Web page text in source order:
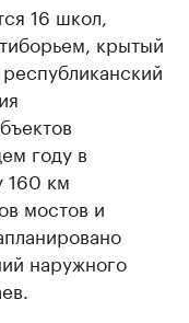
16 школ,
крытый
году в
160 км
мостов и
наружного